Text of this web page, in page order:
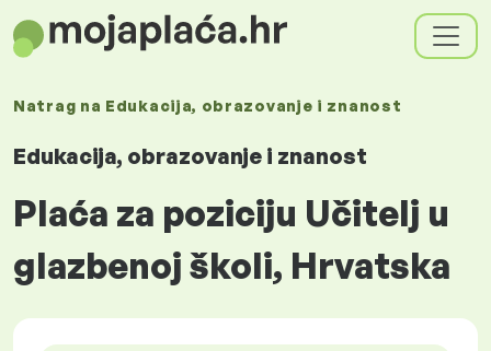
Natrag na Edukacija, obrazovanje i znanost
Edukacija, obrazovanje i znanost
Plaća za poziciju Učitelj u
glazbenoj školi, Hrvatska